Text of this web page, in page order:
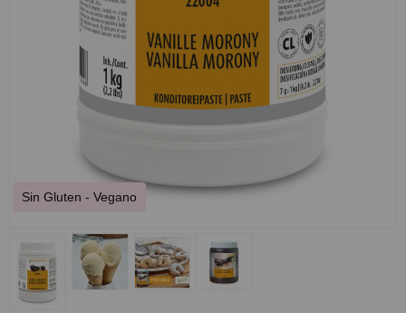
Sin Gluten - Vegano